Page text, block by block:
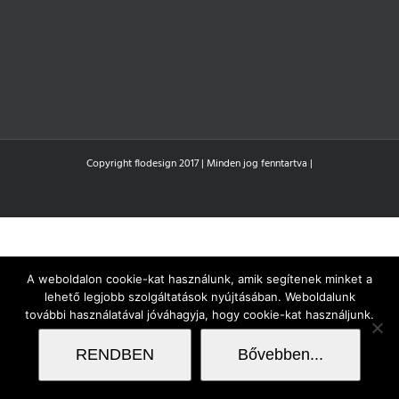
Copyright flodesign 2017 | Minden jog fenntartva |
A weboldalon cookie-kat használunk, amik segítenek minket a
lehető legjobb szolgáltatások nyújtásában. Weboldalunk
további használatával jóváhagyja, hogy cookie-kat használjunk.
RENDBEN Bővebben...